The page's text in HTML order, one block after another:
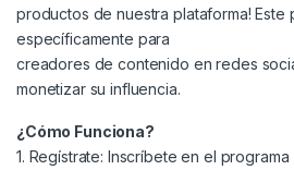
productos de nuestra plataforma! Este
específicamente para
creadores de contenido en redes
monetizar su influencia.
¿Cómo Funciona?
1. Regístrate: Inscríbete en el